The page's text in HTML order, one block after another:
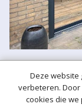
Deze website
verbeteren.
cookies die we